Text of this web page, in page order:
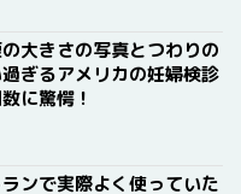
大きさの写真とつわりの
ぎるアメリカの妊婦検診
に驚愕！
ンで実際よく使っていた